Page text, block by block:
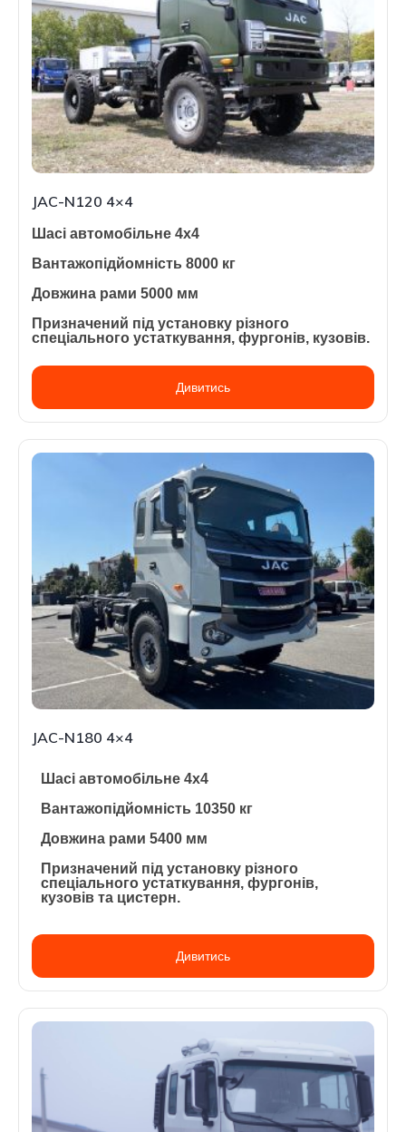
JAC-N120 4×4
Шасі автомобільне 4х4
Вантажопідйомність 8000 кг
Довжина рами 5000 мм
Призначений під установку різного
спеціального устаткування, фургонів, кузовів.
Дивитись
JAC-N180 4×4
Шасі автомобільне 4х4
Вантажопідйомність 10350 кг
Довжина рами 5400 мм
Призначений під установку різного
спеціального устаткування, фургонів,
кузовів та цистерн.
Дивитись